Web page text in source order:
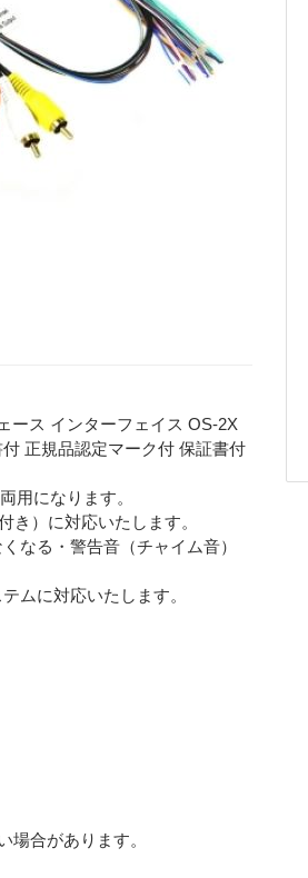
ース インターフェイス OS-2X
正規品認定マーク付 保証書付
用になります。
き）に対応いたします。
なる・警告音（チャイム音）
ムに対応いたします。
合があります。